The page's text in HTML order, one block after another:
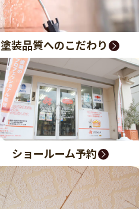
塗装品質へのこだわり
ショールーム予約